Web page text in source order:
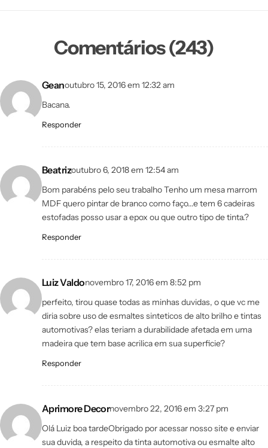
Comentários (243)
Geanoutubro 15, 2016 em 12:32 am
Bacana.
Responder
Beatrizoutubro 6, 2018 em 12:54 am
Bom parabéns pelo seu trabalho Tenho um mesa marrom
MDF quero pintar de branco como faço...e tem 6 cadeiras
estofadas posso usar a epox ou que outro tipo de tinta.?
Responder
Luiz Valdonovembro 17, 2016 em 8:52 pm
perfeito, tirou quase todas as minhas duvidas, o que vc me
diria sobre uso de esmaltes sinteticos de alto brilho e tintas
automotivas? elas teriam a durabilidade afetada em uma
madeira que tem base acrilica em sua superficie?
Responder
Aprimore Decornovembro 22, 2016 em 3:27 pm
Olá Luiz boa tardeObrigado por acessar nosso site e enviar
sua duvida, a respeito da tinta automotiva ou esmalte alto